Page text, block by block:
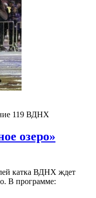
119 ВДНХ
озеро»
катка ВДНХ ждет
В программе: